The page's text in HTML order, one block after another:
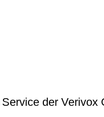
Service der Verivox